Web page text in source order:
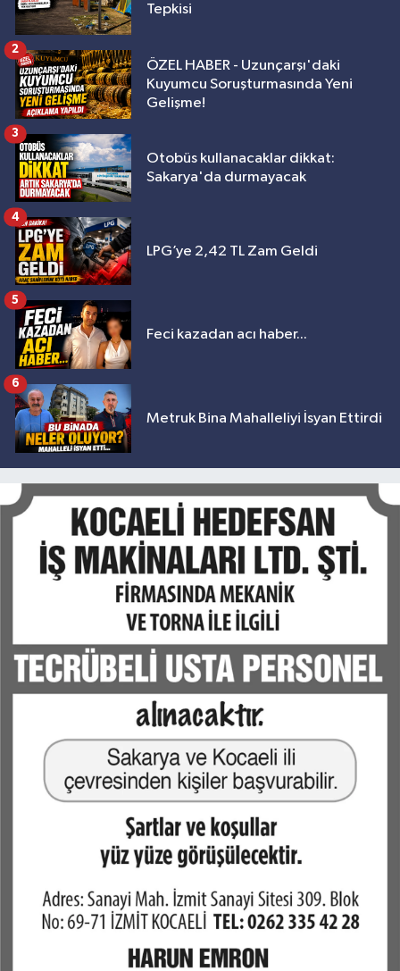
Tepkisi
ÖZEL HABER - Uzunçarşı'daki
Kuyumcu Soruşturmasında Yeni
Gelişme!
2
Otobüs kullanacaklar dikkat:
Sakarya'da durmayacak
3
LPG’ye 2,42 TL Zam Geldi
4
Feci kazadan acı haber...
5
Metruk Bina Mahalleliyi İsyan Ettirdi
6